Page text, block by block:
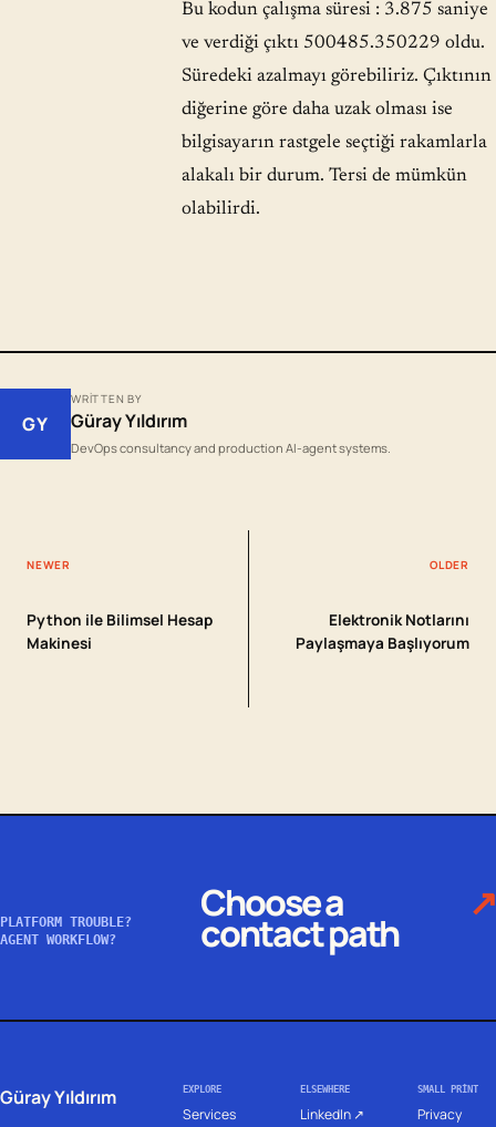
Bu kodun çalışma süresi : 3.875 saniye
ve verdiği çıktı 500485.350229 oldu.
Süredeki azalmayı görebiliriz. Çıktının
diğerine göre daha uzak olması ise
bilgisayarın rastgele seçtiği rakamlarla
alakalı bir durum. Tersi de mümkün
olabilirdi.
GY
WRITTEN BY
Güray Yıldırım
DevOps consultancy and production AI-agent systems.
NEWER
Python ile Bilimsel Hesap
Makinesi
OLDER
Elektronik Notlarını
Paylaşmaya Başlıyorum
PLATFORM TROUBLE?
AGENT WORKFLOW?
Choose a
contact path
↗
Güray Yıldırım EXPLORE
Services
ELSEWHERE
LinkedIn ↗
SMALL PRINT
Privacy